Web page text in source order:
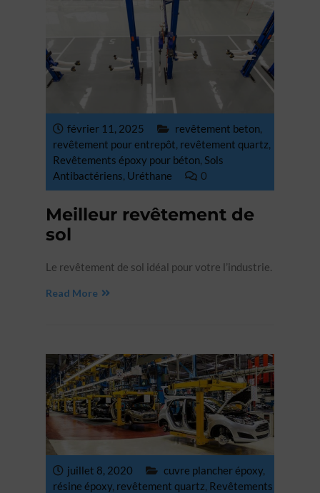
février 11, 2025 revêtement beton,
revêtement pour entrepôt, revêtement quartz,
Revêtements époxy pour béton‎, Sols
Antibactériens, Uréthane 0
Meilleur revêtement de
sol
Le revêtement de sol idéal pour votre l’industrie.
Read More
juillet 8, 2020 cuvre plancher époxy,
résine époxy, revêtement quartz, Revêtements